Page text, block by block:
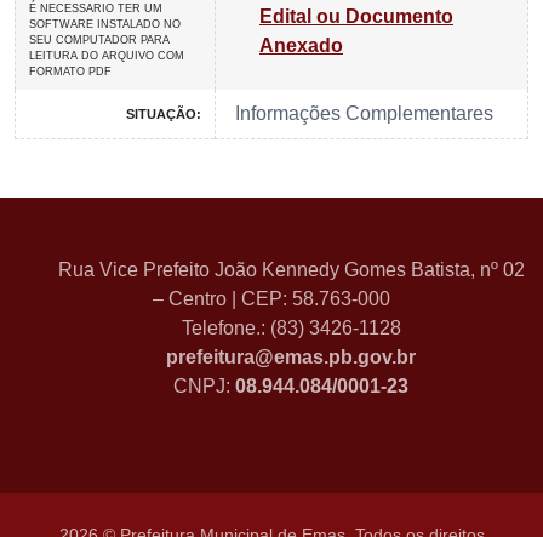
É NECESSARIO TER UM
SOFTWARE INSTALADO NO
SEU COMPUTADOR PARA
LEITURA DO ARQUIVO COM
FORMATO PDF
Edital ou Documento
Anexado
SITUAÇÃO: Informações Complementares
Rua Vice Prefeito João Kennedy Gomes Batista, nº 02
– Centro | CEP: 58.763-000
Telefone.: (83) 3426-1128
prefeitura@emas.pb.gov.br
CNPJ: 08.944.084/0001-23